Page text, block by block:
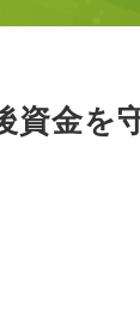
資金を